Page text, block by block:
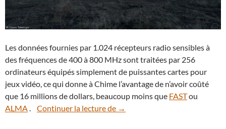
Les données fournies par 1.024 récepteurs radio sensibles à
des fréquences de 400 à 800 MHz sont traitées par 256
ordinateurs équipés simplement de puissantes cartes pour
jeux vidéo, ce qui donne à Chime l’avantage de n’avoir coûté
que 16 millions de dollars, beaucoup moins que FASTou
ALMA
Continuer la lecture de Chime, le radiotélescope qui
→